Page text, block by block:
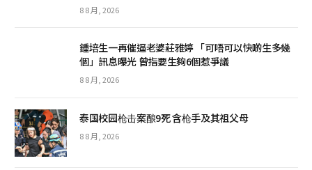
8 8 月, 2026
鍾培生一再催逼老婆莊雅婷 「可唔可以快啲生多幾
個」訊息曝光 曾指要生夠6個惹爭議
8 8 月, 2026
泰国校园枪击案酿9死 含枪手及其祖父母
8 8 月, 2026